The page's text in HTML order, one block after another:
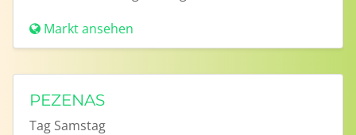
Markt ansehen
PEZENAS
Tag Samstag